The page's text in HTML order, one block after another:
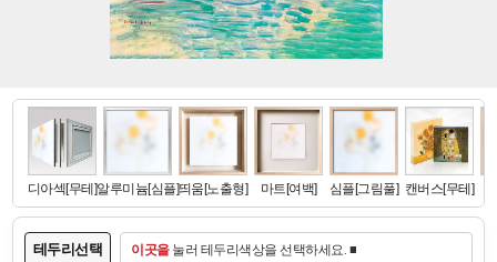
테두리선택 이곳을눌러 테두리색상을 선택하세요. ■